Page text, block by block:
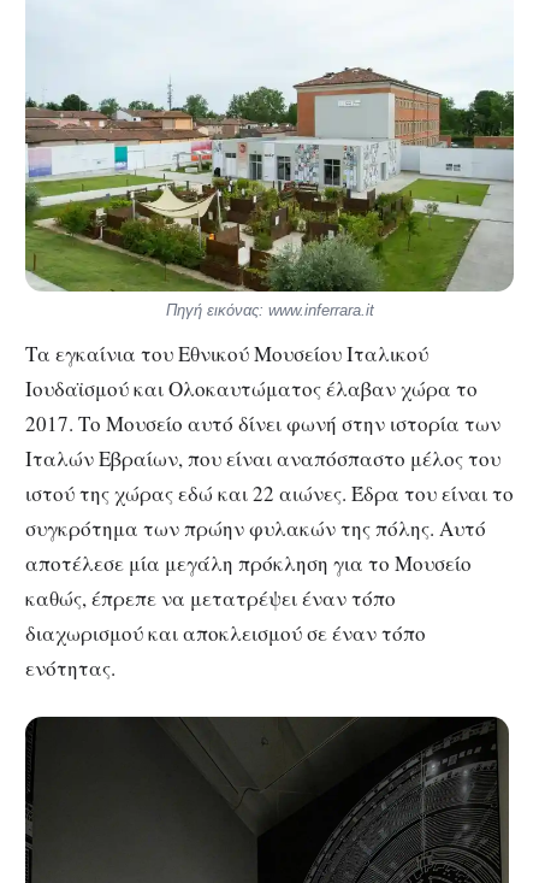
Πηγή εικόνας: www.inferrara.it
Τα εγκαίνια του Εθνικού Μουσείου Ιταλικού
Ιουδαϊσμού και Ολοκαυτώματος έλαβαν χώρα το
2017. Το Μουσείο αυτό δίνει φωνή στην ιστορία των
Ιταλών Εβραίων, που είναι αναπόσπαστο μέλος του
ιστού της χώρας εδώ και 22 αιώνες. Έδρα του είναι το
συγκρότημα των πρώην φυλακών της πόλης. Αυτό
αποτέλεσε μία μεγάλη πρόκληση για το Μουσείο
καθώς, έπρεπε να μετατρέψει έναν τόπο
διαχωρισμού και αποκλεισμού σε έναν τόπο
ενότητας.